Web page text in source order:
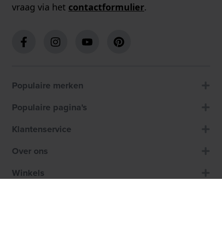
vraag via het contactformulier.
Populaire merken
Populaire pagina's
Klantenservice
Over ons
Winkels